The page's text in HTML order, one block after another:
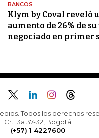
BANCOS
Klym by Coval reveló
aumento de 26% de
negociado en primer
Todos los derechos
Cr. 13a 37-32, Bogotá
(+57) 1 4227600